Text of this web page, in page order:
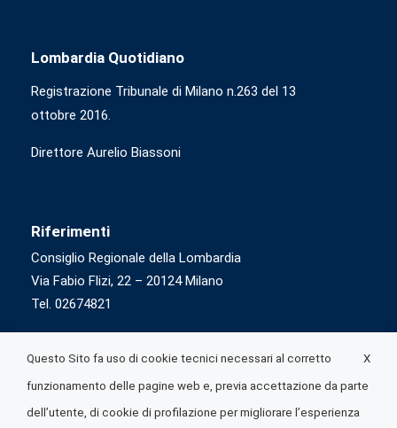
Lombardia Quotidiano
Registrazione Tribunale di Milano n.263 del 13
ottobre 2016.
Direttore Aurelio Biassoni
Riferimenti
Consiglio Regionale della Lombardia
Via Fabio Flizi, 22 – 20124 Milano
Tel. 02674821
X
Questo Sito fa uso di cookie tecnici necessari al corretto
funzionamento delle pagine web e, previa accettazione da parte
dell’utente, di cookie di profilazione per migliorare l’esperienza